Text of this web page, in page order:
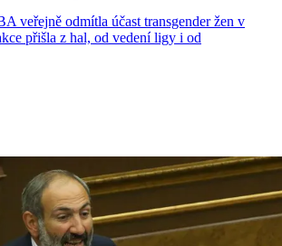
veřejně odmítla účast transgender žen v
přišla z hal, od vedení ligy i od